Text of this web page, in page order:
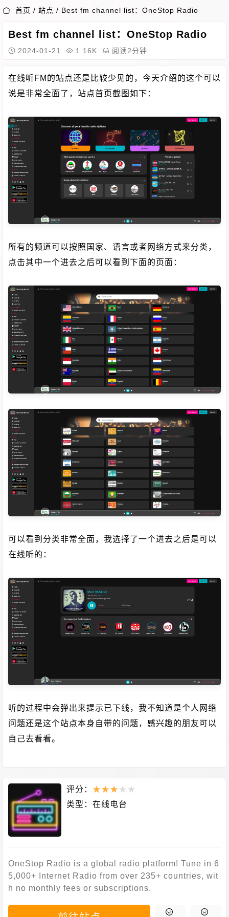
首页 / 站点 / Best fm channel list：OneStop Radio
Best fm channel list：OneStop Radio
2024-01-21 1.16K 阅读2分钟
在线听FM的站点还是比较少见的，今天介绍的这个可以
说是非常全面了，站点首页截图如下：
所有的频道可以按照国家、语言或者网络方式来分类，
点击其中一个进去之后可以看到下面的页面：
可以看到分类非常全面，我选择了一个进去之后是可以
在线听的：
听的过程中会弹出来提示已下线，我不知道是个人网络
问题还是这个站点本身自带的问题，感兴趣的朋友可以
自己去看看。
评分： ★★★ ★ ★
类型： 在线电台
OneStop Radio is a global radio platform! Tune in 6
5,000+ Internet Radio from over 235+ countries, wit
h no monthly fees or subscriptions.